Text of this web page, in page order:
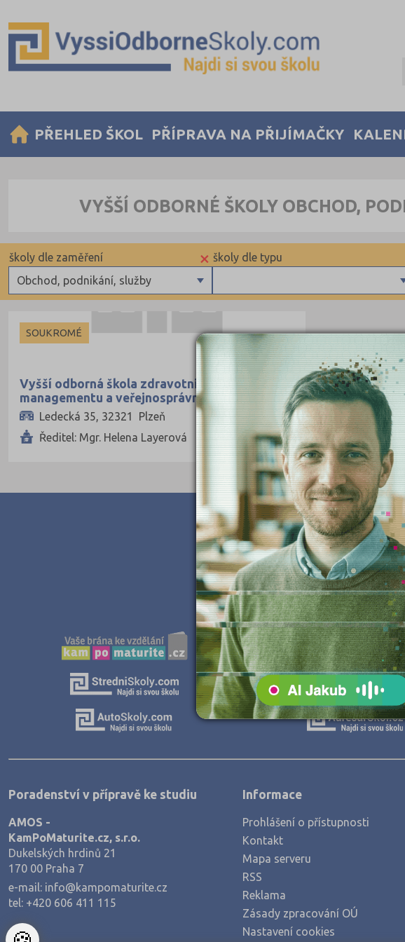
PŘEHLED ŠKOL PŘÍPRAVA NA PŘIJÍMAČKY
VYŠŠÍ ODBORNÉ ŠKOLY OBCHOD,
školy dle typu
×
Obchod, podnikání, služby
školy dle zaměření
Ekonomické
Informatické
Dopravní
Obchod, podnikání, služby
Teologické
Textilní a obuvnické
Zemědělské a ekologické
SOUKROMÉ
Vyšší odborná škola zdravotnická,
managementu a veřejnosprávních studií, s.r.o.
Ledecká 35, 32321 Plzeň
Ředitel: Mgr. Helena Layerová
Poradenství v přípravě ke studiu
AMOS -
KamPoMaturite.cz, s.r.o.
Dukelských hrdinů 21
170 00 Praha 7
e-mail: info@kampomaturite.cz
tel: +420 606 411 115
Informace
Prohlášení o přístupnosti
Kontakt
Mapa serveru
RSS
Reklama
Zásady zpracování OÚ
Nastavení cookies